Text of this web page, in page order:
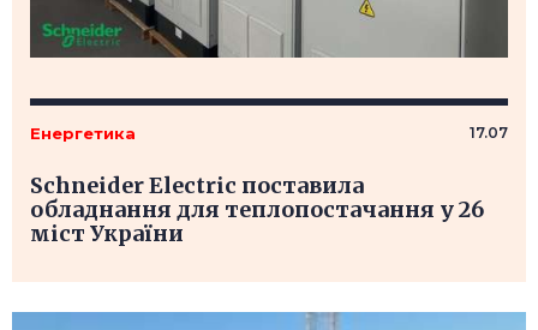
Енергетика 17.07
Schneider Electric поставила
обладнання для теплопостачання у 26
міст України